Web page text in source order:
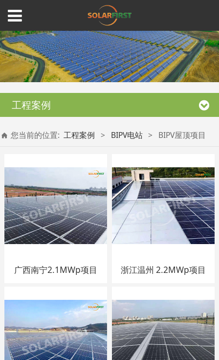
工程案例
您当前的位置: 工程案例 > BIPV电站 > BIPV屋顶项目
广西南宁2.1MWp项目 浙江温州 2.2MWp项目